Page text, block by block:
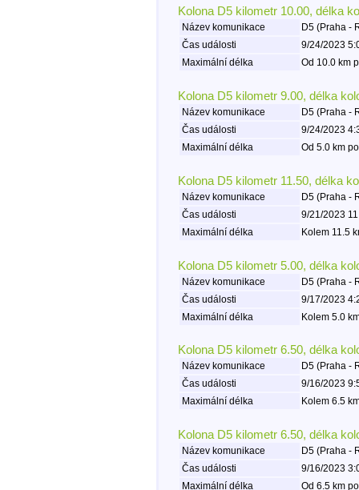
Kolona D5 kilometr 10.00, délka
Název komunikace
D5 (Praha -
Čas události
9/24/2023
Maximální délka
Od 10.0 km
Kolona D5 kilometr 9.00, délka
Název komunikace
D5 (Praha -
Čas události
9/24/2023
Maximální délka
Od 5.0 km
Kolona D5 kilometr 11.50, délka
Název komunikace
D5 (Praha -
Čas události
9/21/2023
Maximální délka
Kolem 11.5
Kolona D5 kilometr 5.00, délka
Název komunikace
D5 (Praha -
Čas události
9/17/2023
Maximální délka
Kolem 5.0
Kolona D5 kilometr 6.50, délka
Název komunikace
D5 (Praha -
Čas události
9/16/2023
Maximální délka
Kolem 6.5
Kolona D5 kilometr 6.50, délka
Název komunikace
D5 (Praha -
Čas události
9/16/2023
Maximální délka
Od 6.5 km